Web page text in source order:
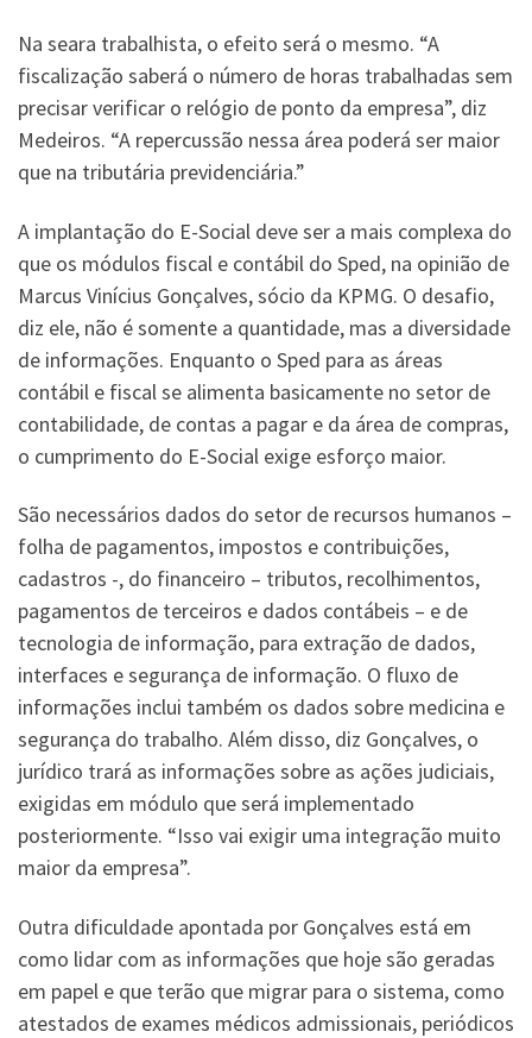
Na seara trabalhista, o efeito será o mesmo. “A
fiscalização saberá o número de horas trabalhadas sem
precisar verificar o relógio de ponto da empresa”, diz
Medeiros. “A repercussão nessa área poderá ser maior
que na tributária previdenciária.”
A implantação do E-Social deve ser a mais complexa do
que os módulos fiscal e contábil do Sped, na opinião de
Marcus Vinícius Gonçalves, sócio da KPMG. O desafio,
diz ele, não é somente a quantidade, mas a diversidade
de informações. Enquanto o Sped para as áreas
contábil e fiscal se alimenta basicamente no setor de
contabilidade, de contas a pagar e da área de compras,
o cumprimento do E-Social exige esforço maior.
São necessários dados do setor de recursos humanos –
folha de pagamentos, impostos e contribuições,
cadastros -, do financeiro – tributos, recolhimentos,
pagamentos de terceiros e dados contábeis – e de
tecnologia de informação, para extração de dados,
interfaces e segurança de informação. O fluxo de
informações inclui também os dados sobre medicina e
segurança do trabalho. Além disso, diz Gonçalves, o
jurídico trará as informações sobre as ações judiciais,
exigidas em módulo que será implementado
posteriormente. “Isso vai exigir uma integração muito
maior da empresa”.
Outra dificuldade apontada por Gonçalves está em
como lidar com as informações que hoje são geradas
em papel e que terão que migrar para o sistema, como
atestados de exames médicos admissionais, periódicos